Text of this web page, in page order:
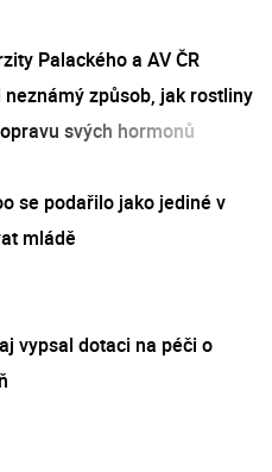
Palackého a AV ČR
způsob, jak rostliny
svých hormonů
se podařilo jako jediné v
mládě
vypsal dotaci na péči o